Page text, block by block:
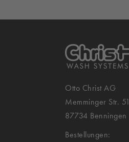
Otto Christ AG
Memminger Str. 51
87734 Benningen
Bestellungen: